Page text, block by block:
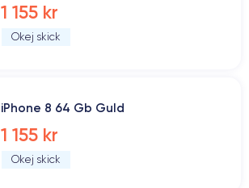
1 155 kr
Okej skick
iPhone 8 64 Gb Guld
1 155 kr
Okej skick